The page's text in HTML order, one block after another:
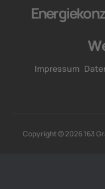
Impressum
Copyright © 2026 163